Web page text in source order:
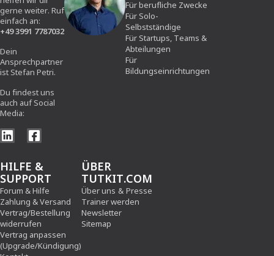
gerne weiter. Ruf
einfach an:
+49 3991 7787032
Dein
Ansprechpartner
ist Stefan Petri.
Du findest uns
auch auf Social
Media:
Für berufliche Zwecke
Für Solo-
Selbstständige
Für Startups, Teams &
Abteilungen
Für
Bildungseinrichtungen
HILFE &
SUPPORT
Forum & Hilfe
Zahlung & Versand
Vertrag/Bestellung
widerrufen
Vertrag anpassen
(Upgrade/Kündigung)
ÜBER
TUTKIT.COM
Über uns & Presse
Trainer werden
Newsletter
Sitemap